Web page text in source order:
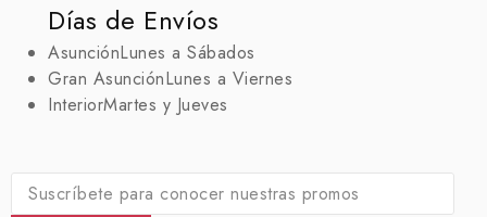
Días de Envíos
AsunciónLunes a Sábados
Gran AsunciónLunes a Viernes
InteriorMartes y Jueves